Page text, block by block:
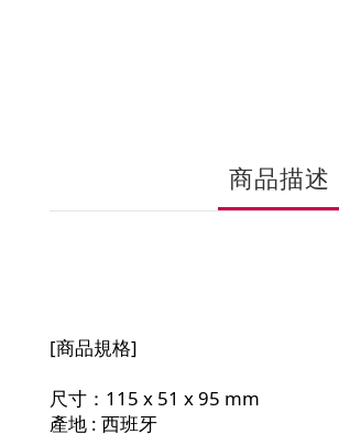
商品描述
[商品規格]
尺寸：115 x 51 x 95 mm
產地 : 西班牙